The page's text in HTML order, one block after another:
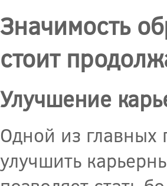
Значимость
стоит
Улучшение
Одной из главных
улучшить